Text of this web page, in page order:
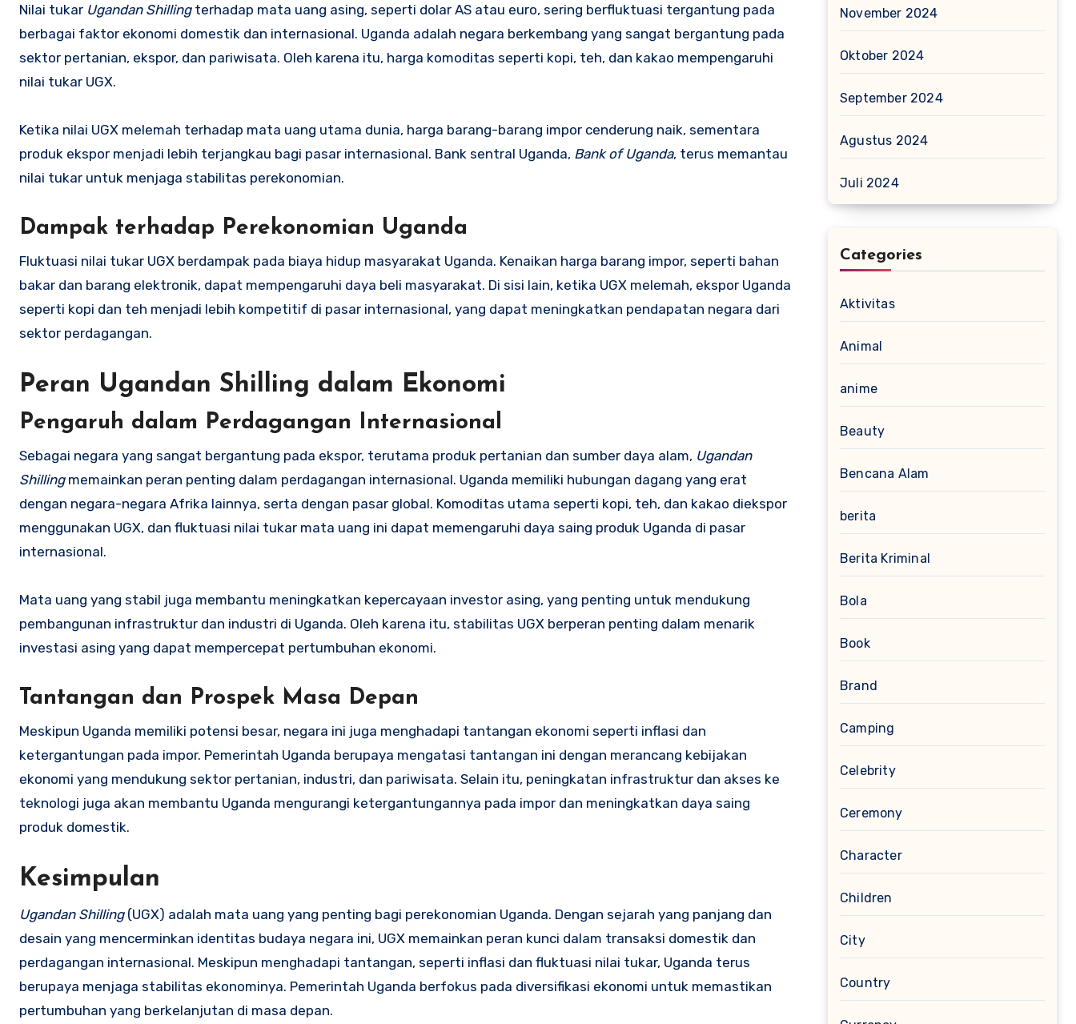
Nilai tukar Ugandan Shillingterhadap mata uang asing, seperti dolar AS atau euro, sering berfluktuasi tergantung pada
berbagai faktor ekonomi domestik dan internasional. Uganda adalah negara berkembang yang sangat bergantung pada
sektor pertanian, ekspor, dan pariwisata. Oleh karena itu, harga komoditas seperti kopi, teh, dan kakao mempengaruhi
nilai tukar UGX.
Ketika nilai UGX melemah terhadap mata uang utama dunia, harga barang-barang impor cenderung naik, sementara
produk ekspor menjadi lebih terjangkau bagi pasar internasional. Bank sentral Uganda, Bank of Uganda, terus memantau
nilai tukar untuk menjaga stabilitas perekonomian.
Dampak terhadap Perekonomian Uganda
Fluktuasi nilai tukar UGX berdampak pada biaya hidup masyarakat Uganda. Kenaikan harga barang impor, seperti bahan
bakar dan barang elektronik, dapat mempengaruhi daya beli masyarakat. Di sisi lain, ketika UGX melemah, ekspor Uganda
seperti kopi dan teh menjadi lebih kompetitif di pasar internasional, yang dapat meningkatkan pendapatan negara dari
sektor perdagangan.
Peran Ugandan Shilling dalam Ekonomi
Pengaruh dalam Perdagangan Internasional
Sebagai negara yang sangat bergantung pada ekspor, terutama produk pertanian dan sumber daya alam, Ugandan
Shillingmemainkan peran penting dalam perdagangan internasional. Uganda memiliki hubungan dagang yang erat
dengan negara-negara Afrika lainnya, serta dengan pasar global. Komoditas utama seperti kopi, teh, dan kakao diekspor
menggunakan UGX, dan fluktuasi nilai tukar mata uang ini dapat memengaruhi daya saing produk Uganda di pasar
internasional.
Mata uang yang stabil juga membantu meningkatkan kepercayaan investor asing, yang penting untuk mendukung
pembangunan infrastruktur dan industri di Uganda. Oleh karena itu, stabilitas UGX berperan penting dalam menarik
investasi asing yang dapat mempercepat pertumbuhan ekonomi.
Tantangan dan Prospek Masa Depan
Meskipun Uganda memiliki potensi besar, negara ini juga menghadapi tantangan ekonomi seperti inflasi dan
ketergantungan pada impor. Pemerintah Uganda berupaya mengatasi tantangan ini dengan merancang kebijakan
ekonomi yang mendukung sektor pertanian, industri, dan pariwisata. Selain itu, peningkatan infrastruktur dan akses ke
teknologi juga akan membantu Uganda mengurangi ketergantungannya pada impor dan meningkatkan daya saing
produk domestik.
Kesimpulan
Ugandan Shilling(UGX) adalah mata uang yang penting bagi perekonomian Uganda. Dengan sejarah yang panjang dan
desain yang mencerminkan identitas budaya negara ini, UGX memainkan peran kunci dalam transaksi domestik dan
perdagangan internasional. Meskipun menghadapi tantangan, seperti inflasi dan fluktuasi nilai tukar, Uganda terus
berupaya menjaga stabilitas ekonominya. Pemerintah Uganda berfokus pada diversifikasi ekonomi untuk memastikan
pertumbuhan yang berkelanjutan di masa depan.
November 2024
Oktober 2024
September 2024
Agustus 2024
Juli 2024
Categories
Aktivitas
Animal
anime
Beauty
Bencana Alam
berita
Berita Kriminal
Bola
Book
Brand
Camping
Celebrity
Ceremony
Character
Children
City
Country